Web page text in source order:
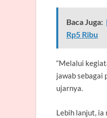
Baca Juga:
Rp5 Ribu
“Melalui
jawab sebagai
ujarnya.
Lebih lanjut, ia